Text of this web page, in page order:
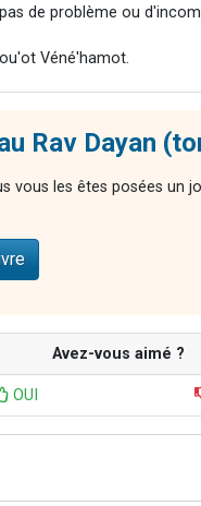
de problème ou
Véné'hamot.
Rav Dayan
vous les êtes posées un
Avez-vous aimé ?
OUI